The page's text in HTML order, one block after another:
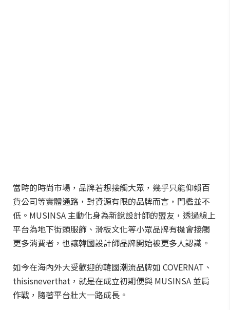
當時的時尚市場，品牌若想接觸大眾，幾乎只能仰賴百
貨公司等實體通路，對資源有限的品牌而言，門檻並不
低。MUSINSA 主動化身為新銳設計師的盟友，透過線上
平台為地下街頭服飾、滑板文化等小眾品牌有機會接觸
更多消費者，也讓韓國設計師品牌開始被更多人認識。
如今在海內外大受歡迎的韓國潮流品牌如 COVERNAT、
thisisneverthat，就是在成立初期便與 MUSINSA 並肩
作戰，隨著平台壯大一路成長。